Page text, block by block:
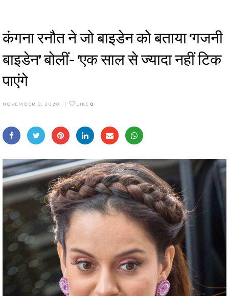
कंगना रनौत ने जो बाइडेन को बताया ‘गजनी
बाइडेन’ बोलीं- ‘एक साल से ज्यादा नहीं ट‍िक
पाएंगे
NOVEMBER 8, 2020 | LIKE 0